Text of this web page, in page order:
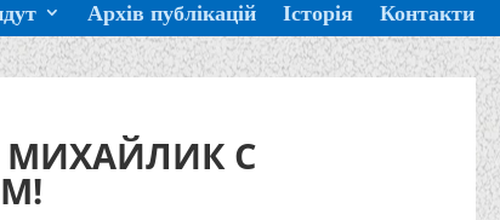
Архів публікацій Історія Контакти
МИХАЙЛИК С